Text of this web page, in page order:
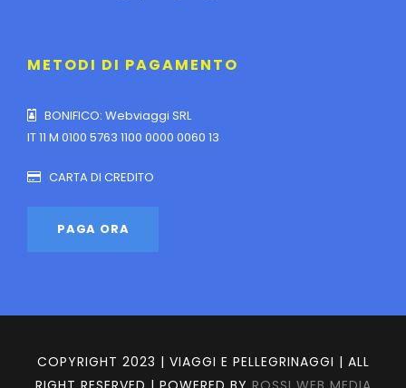
METODI DI PAGAMENTO
BONIFICO: Webviaggi SRL
IT 11 M 0100 5763 1100 0000 0060 13
CARTA DI CREDITO
COPYRIGHT 2023 | VIAGGI E PELLEGRINAGGI | ALL